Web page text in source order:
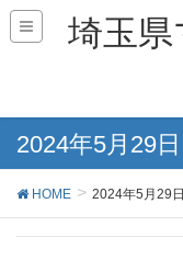
埼玉県マンション管理
2024年5月29日
HOME 2024年5月29日